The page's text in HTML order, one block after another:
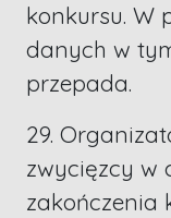
konkursu. W
danych w
przepada.
29.
zwycięzcy w
zakończenia